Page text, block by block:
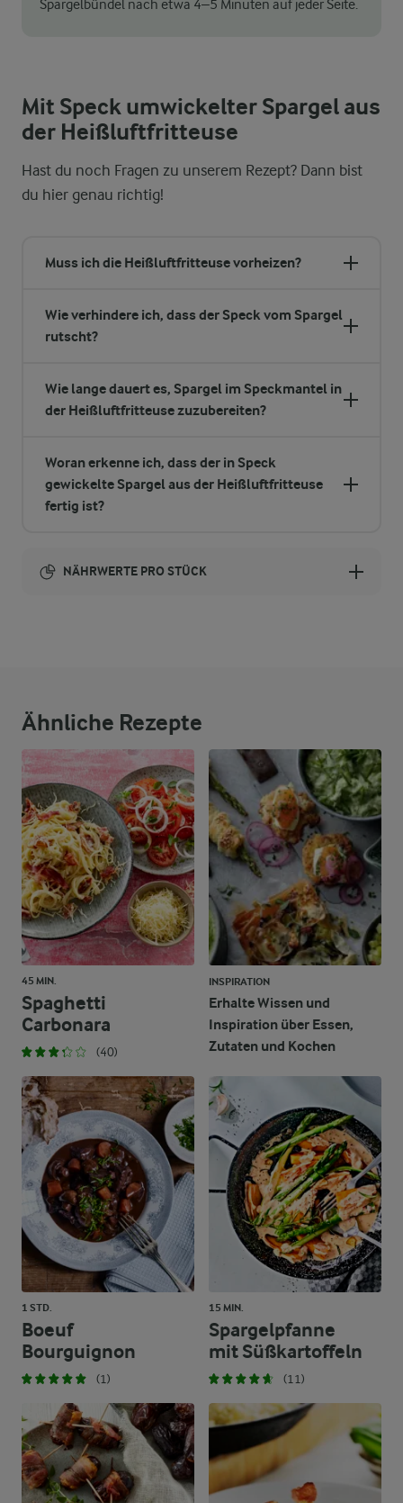
Spargelbündel nach etwa 4–5 Minuten auf jeder Seite.
Mit Speck umwickelter Spargel aus
der Heißluftfritteuse
Hast du noch Fragen zu unserem Rezept? Dann bist
du hier genau richtig!
Muss ich die Heißluftfritteuse vorheizen?
Wie verhindere ich, dass der Speck vom Spargel
rutscht?
Wie lange dauert es, Spargel im Speckmantel in
der Heißluftfritteuse zuzubereiten?
Woran erkenne ich, dass der in Speck
gewickelte Spargel aus der Heißluftfritteuse
fertig ist?
NÄHRWERTE PRO STÜCK
Ballaststoffe
1,5 g
Eiweiß
4,7 g
Fett
7,3 g
Kohlenhydrate
1,1 g
Ähnliche Rezepte
45 MIN.
Spaghetti
Carbonara
(40)
INSPIRATION
Erhalte Wissen und
Inspiration über Essen,
Zutaten und Kochen
1 STD.
Boeuf
Bourguignon
(1)
15 MIN.
Spargelpfanne
mit Süßkartoffeln
(11)